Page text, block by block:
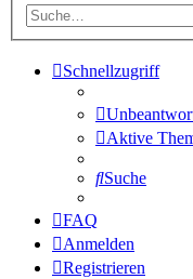
Schnellzugriff
Aktive
Suche
FAQ
Anmelden
Registrieren